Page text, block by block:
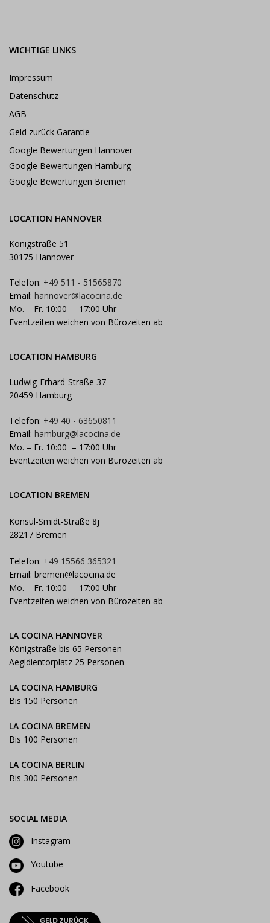
WICHTIGE LINKS
Impressum
Datenschutz
AGB
Geld zurück Garantie
Google Bewertungen Hannover
Google Bewertungen Hamburg
Google Bewertungen Bremen
LOCATION HANNOVER
Königstraße 51
30175 Hannover
Telefon: +49 511 - 51565870
Email: hannover@lacocina.de
Mo. – Fr. 10:00 – 17:00 Uhr
Eventzeiten weichen von Bürozeiten ab
LOCATION HAMBURG
Ludwig-Erhard-Straße 37
20459 Hamburg
Telefon: +49 40 - 63650811
Email: hamburg@lacocina.de
Mo. – Fr. 10:00 – 17:00 Uhr
Eventzeiten weichen von Bürozeiten ab
LOCATION BREMEN
Konsul-Smidt-Straße 8j
28217 Bremen
Telefon: +49 15566 365321
Email: bremen@lacocina.de
Mo. – Fr. 10:00 – 17:00 Uhr
Eventzeiten weichen von Bürozeiten ab
LA COCINA HANNOVER
Königstraße bis 65 Personen
Aegidientorplatz 25 Personen
LA COCINA HAMBURG
Bis 150 Personen
LA COCINA BREMEN
Bis 100 Personen
LA COCINA BERLIN
Bis 300 Personen
SOCIAL MEDIA
Instagram
Youtube
Facebook